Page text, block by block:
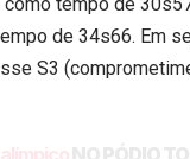
de 34s66. Em
S3